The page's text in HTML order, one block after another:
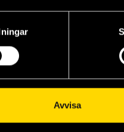
Avvisa
på vårt